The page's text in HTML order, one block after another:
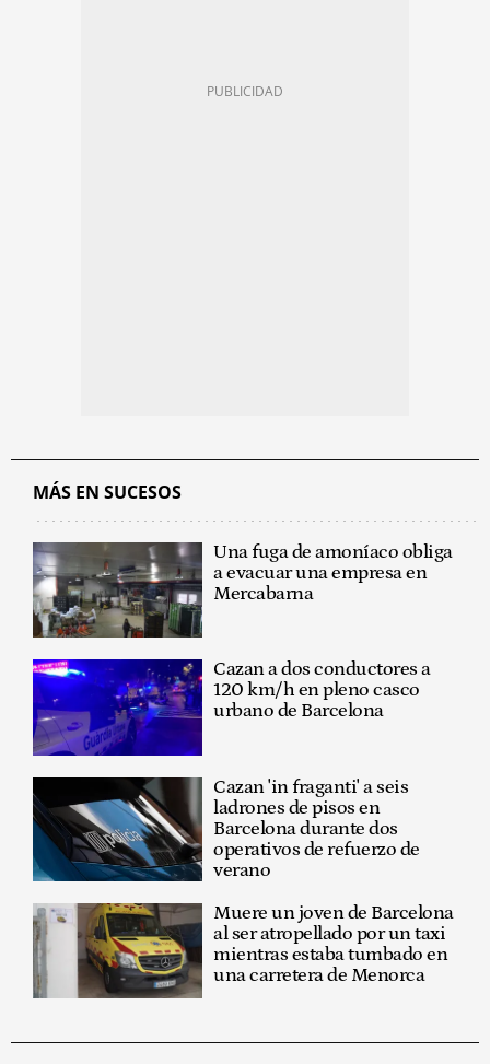
MÁS EN SUCESOS
Una fuga de amoníaco obliga
a evacuar una empresa en
Mercabarna
Cazan a dos conductores a
120 km/h en pleno casco
urbano de Barcelona
Cazan 'in fraganti' a seis
ladrones de pisos en
Barcelona durante dos
operativos de refuerzo de
verano
Muere un joven de Barcelona
al ser atropellado por un taxi
mientras estaba tumbado en
una carretera de Menorca